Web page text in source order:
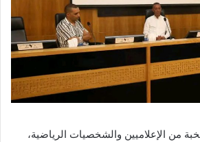
من الإعلاميين والشخصيات الرياضية،